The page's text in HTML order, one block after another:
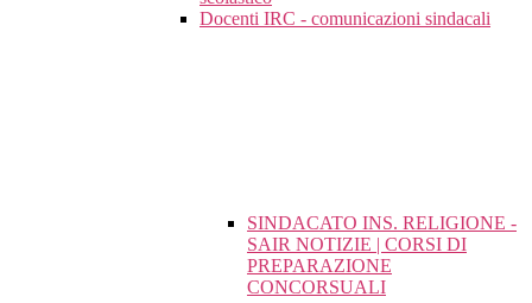
Docenti IRC - comunicazioni sindacali
SINDACATO INS. RELIGIONE -
SAIR NOTIZIE | CORSI DI
PREPARAZIONE
CONCORSUALI